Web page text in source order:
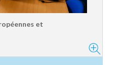
et